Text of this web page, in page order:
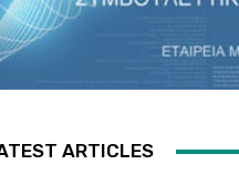
ARTICLES